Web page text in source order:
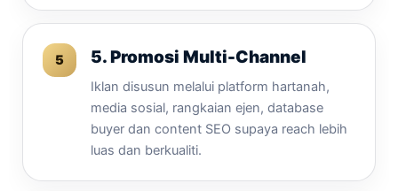
5. Promosi Multi-Channel
Iklan disusun melalui platform hartanah,
media sosial, rangkaian ejen, database
buyer dan content SEO supaya reach lebih
luas dan berkualiti.